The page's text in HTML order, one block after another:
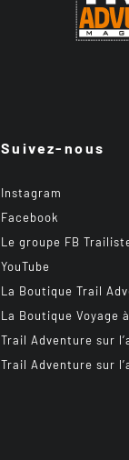
Suivez-nous
Instagram
Facebook
Le groupe FB
YouTube
La Boutique Trail
La Boutique Voyage
Trail Adventure sur
Trail Adventure sur